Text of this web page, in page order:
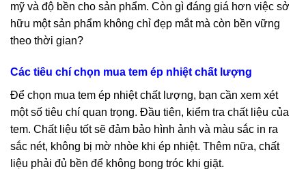
mỹ và độ bền cho sản phẩm. Còn gì đáng giá hơn việc sở
hữu một sản phẩm không chỉ đẹp mắt mà còn bền vững
theo thời gian?
Các tiêu chí chọn mua tem ép nhiệt chất lượng
Để chọn mua tem ép nhiệt chất lượng, bạn cần xem xét
một số tiêu chí quan trọng. Đầu tiên, kiểm tra chất liệu của
tem. Chất liệu tốt sẽ đảm bảo hình ảnh và màu sắc in ra
sắc nét, không bị mờ nhòe khi ép nhiệt. Thêm nữa, chất
liệu phải đủ bền để không bong tróc khi giặt.